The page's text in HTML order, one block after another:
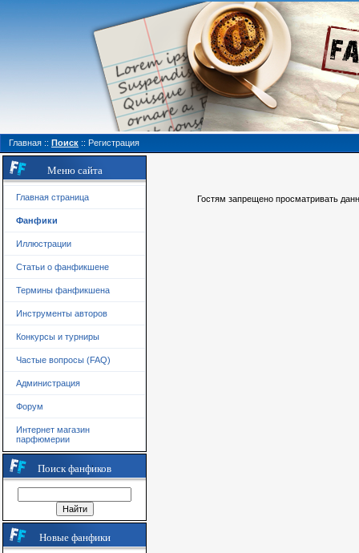
Главная :: Поиск :: Регистрация
Меню сайта
Главная страница
Фанфики
Иллюстрации
Статьи о фанфикшене
Термины фанфикшена
Инструменты авторов
Конкурсы и турниры
Частые вопросы (FAQ)
Администрация
Форум
Интернет магазин
парфюмерии
Поиск фанфиков
Новые фанфики
Гостям запрещено просматривать